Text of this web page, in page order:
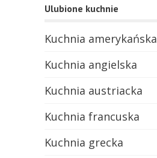
Ulubione kuchnie
Kuchnia amerykańska
Kuchnia angielska
Kuchnia austriacka
Kuchnia francuska
Kuchnia grecka